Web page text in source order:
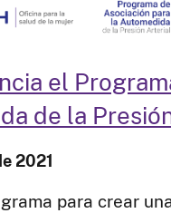
el
de la
2021
para crear